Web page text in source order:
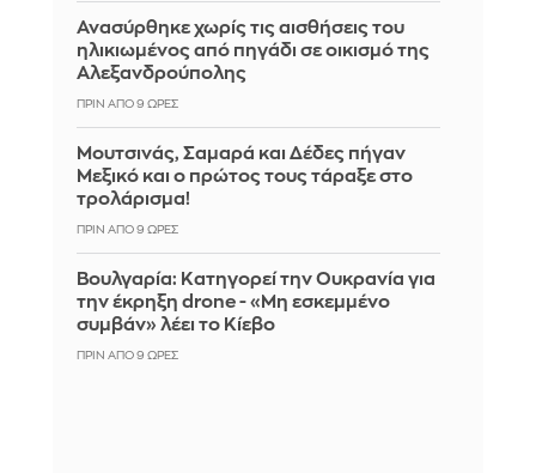
Ανασύρθηκε χωρίς τις αισθήσεις του
ηλικιωμένος από πηγάδι σε οικισμό της
Αλεξανδρούπολης
ΠΡΙΝ ΑΠΌ 9 ΏΡΕΣ
Μουτσινάς, Σαμαρά και Δέδες πήγαν
Μεξικό και ο πρώτος τους τάραξε στο
τρολάρισμα!
ΠΡΙΝ ΑΠΌ 9 ΏΡΕΣ
Βουλγαρία: Κατηγορεί την Ουκρανία για
την έκρηξη drone - «Μη εσκεμμένο
συμβάν» λέει το Κίεβο
ΠΡΙΝ ΑΠΌ 9 ΏΡΕΣ